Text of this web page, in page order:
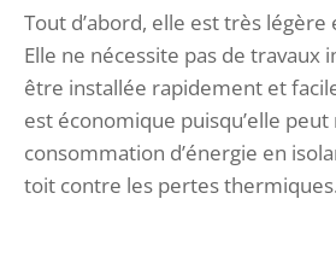
Tout d’abord, elle est très légère
Elle ne nécessite pas de travaux
être installée rapidement et
est économique puisqu’elle
consommation d’énergie en
toit contre les pertes thermiques.